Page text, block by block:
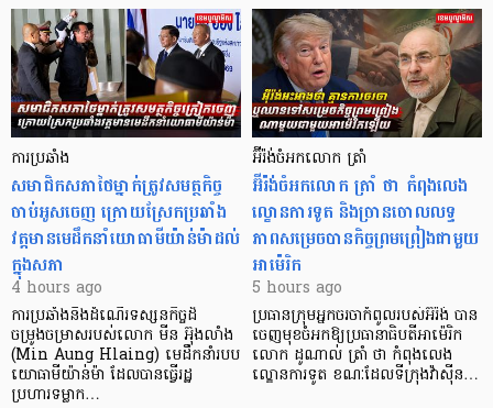
ការប្រឆាំង
សមាជិកសភាថៃម្នាក់ត្រូវសមត្ថកិច្ច
ចាប់អូសចេញ ក្រោយស្រែកប្រឆាំង
វត្តមានមេដឹកនាំយោធាមីយ៉ាន់ម៉ាដល់
ក្នុងសភា
4 hours ago
ការប្រឆាំងនឹងដំណើរទស្សនកិច្ចដ៏
ចម្រូងចម្រាសរបស់លោក មីន អ៊ុងលាំង
(Min Aung Hlaing) មេដឹកនាំរបប
យោធាមីយ៉ាន់ម៉ា ដែលបានធ្វើរដ្ឋ
ប្រហារទម្លាក…
អ៊ីរ៉ង់ចំអកលោក ត្រាំ
អ៊ីរ៉ង់ចំអកលោក ត្រាំ ថា កំពុងលេង
ល្ខោនការទូត និងច្រានចោលលទ្ធ
ភាពសម្រេចបានកិច្ចព្រមព្រៀងជាមួយ
អាម៉េរិក
5 hours ago
ប្រធានក្រុមអ្នកចរចាកំពូលរបស់អ៊ីរ៉ង់ បាន
ចេញមុខចំអកឱ្យប្រធានាធិបតីអាម៉េរិក
លោក ដូណាល់ ត្រាំ ថា កំពុងលេង
ល្ខោនការទូត ខណៈដែលទីក្រុងវ៉ាស៊ីន…